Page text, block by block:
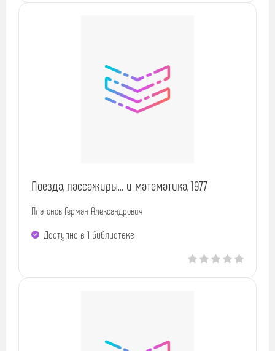
Поезда, пассажиры... и математика, 1977
Платонов Герман Александрович
Доступно в 1 библиотекe